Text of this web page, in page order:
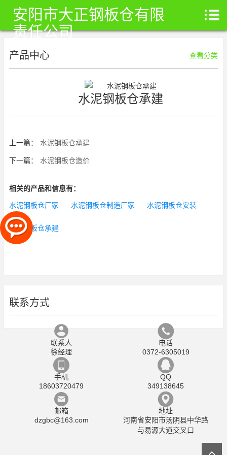
安阳市大正钢板仓有限
责任公司
产品中心 查看分类
水泥钢板仓承建
上一篇： 水泥钢板仓承建
下一篇： 水泥钢板仓造价
相关的产品和信息有：
水泥钢板仓厂家 水泥钢板仓制造厂家 水泥钢板仓安装
水泥钢板仓承建
联系方式
联系人
徐经理
电话
0372-6305019
手机
18603720479
QQ
349138645
邮箱
dzgbc@163.com
地址
河南省安阳市汤阴县中华路
与易源大道交叉口